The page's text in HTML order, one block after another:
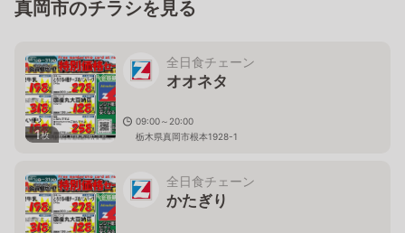
真岡市のチラシを見る
1枚
全日食チェーン
オオネタ
09:00～20:00
栃木県真岡市根本1928-1
全日食チェーン
かたぎり